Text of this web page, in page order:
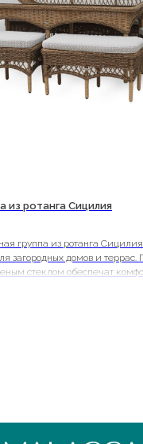
из ротанга Сицилия
группа из ротанга
загородных домов и террас.
стеклом обеспечат